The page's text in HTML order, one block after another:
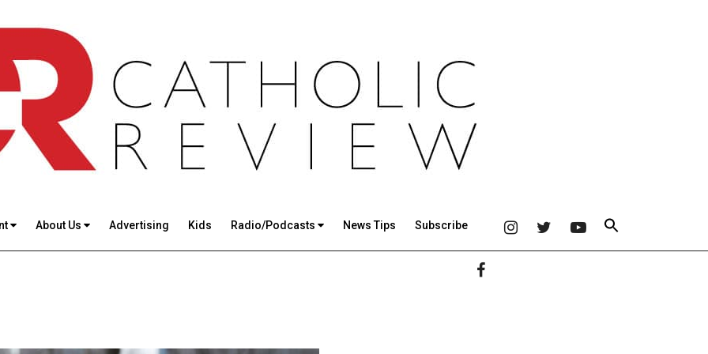
About Us Advertising Kids Radio/Podcasts News Tips Subscribe